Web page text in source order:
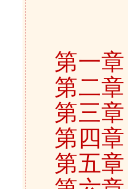
第一
第二
第三
第四
第五